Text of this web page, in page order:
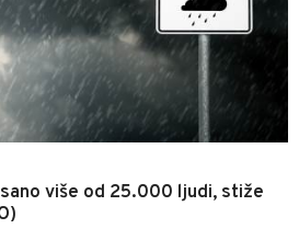
više od 25.000 ljudi, stiže